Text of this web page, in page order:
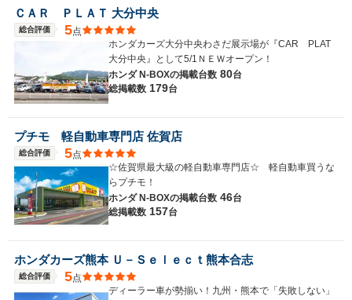
ＣＡＲ ＰＬＡＴ 大分中央
総合評価 5点
ホンダカーズ大分中央わさだ展示場が『CAR PLAT
大分中央』として5/1ＮＥＷオープン！
ホンダ N-BOXの掲載台数 80台
総掲載数 179台
プチモ 軽自動車専門店 佐賀店
総合評価 5点
☆佐賀県最大級の軽自動車専門店☆ 軽自動車買うな
らプチモ！
ホンダ N-BOXの掲載台数 46台
総掲載数 157台
ホンダカーズ熊本 Ｕ－Ｓｅｌｅｃｔ熊本合志
総合評価 5点
ディーラー車が勢揃い！九州・熊本で「失敗しない」